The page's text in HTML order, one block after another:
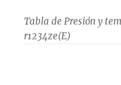
Tabla de Presión y
r1234ze(E)